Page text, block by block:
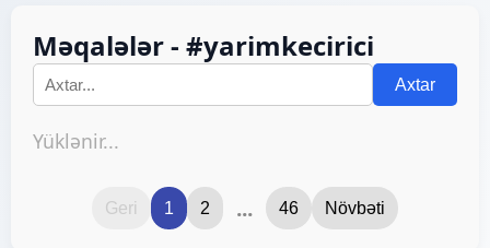
Məqalələr - #yarimkecirici
Axtar
Yüklənir...
Geri 1 2 ... 46 Növbəti